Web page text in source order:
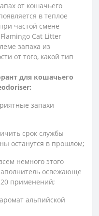
от кошачьего
в теплое
частой смене
Cat Litter
запаха из
от того, какой тип
для кошачьего
запахи
срок службы
останутся в прошлом;
немного этого
освежающе
20 применений;
альпийской